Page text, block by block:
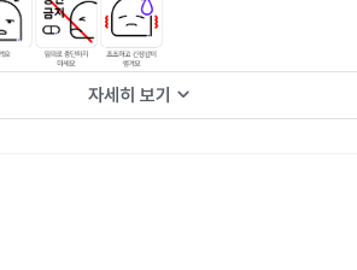
자세히 보기 keyboard_arrow_down